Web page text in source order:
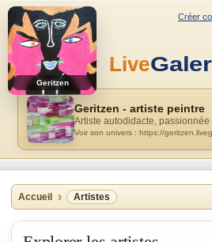
Geritzen
Geritzen - artiste peintre
Voir son univers : https://
Accueil Artistes